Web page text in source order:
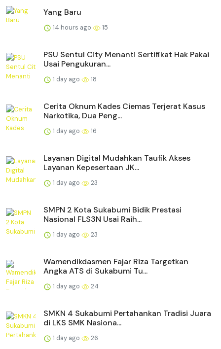
Yang Baru
14 hours ago 15
PSU Sentul City Menanti Sertifikat Hak Pakai
Usai Pengukuran...
1 day ago 18
Cerita Oknum Kades Ciemas Terjerat Kasus
Narkotika, Dua Peng...
1 day ago 16
Layanan Digital Mudahkan Taufik Akses
Layanan Kepesertaan JK...
1 day ago 23
SMPN 2 Kota Sukabumi Bidik Prestasi
Nasional FLS3N Usai Raih...
1 day ago 23
Wamendikdasmen Fajar Riza Targetkan
Angka ATS di Sukabumi Tu...
1 day ago 24
SMKN 4 Sukabumi Pertahankan Tradisi Juara
di LKS SMK Nasiona...
1 day ago 26